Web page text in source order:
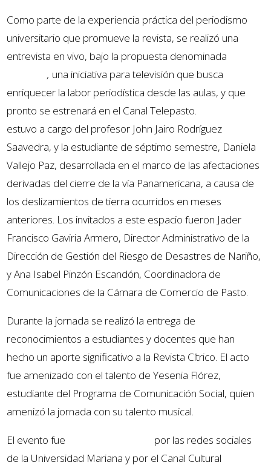
Como parte de la experiencia práctica del periodismo
universitario que promueve la revista, se realizó una
entrevista en vivo, bajo la propuesta denominada
Conversa, una iniciativa para televisión que busca
enriquecer la labor periodística desde las aulas, y que
pronto se estrenará en el Canal Telepasto.
estuvo a cargo del profesor John Jairo Rodríguez
Saavedra, y la estudiante de séptimo semestre, Daniela
Vallejo Paz, desarrollada en el marco de las afectaciones
derivadas del cierre de la vía Panamericana, a causa de
los deslizamientos de tierra ocurridos en meses
anteriores. Los invitados a este espacio fueron Jader
Francisco Gaviria Armero, Director Administrativo de la
Dirección de Gestión del Riesgo de Desastres de Nariño,
y Ana Isabel Pinzón Escandón, Coordinadora de
Comunicaciones de la Cámara de Comercio de Pasto.
Durante la jornada se realizó la entrega de
reconocimientos a estudiantes y docentes que han
hecho un aporte significativo a la Revista Cítrico. El acto
fue amenizado con el talento de Yesenia Flórez,
estudiante del Programa de Comunicación Social, quien
amenizó la jornada con su talento musical.
El evento fue
por las redes sociales
de la Universidad Mariana y por el Canal Cultural